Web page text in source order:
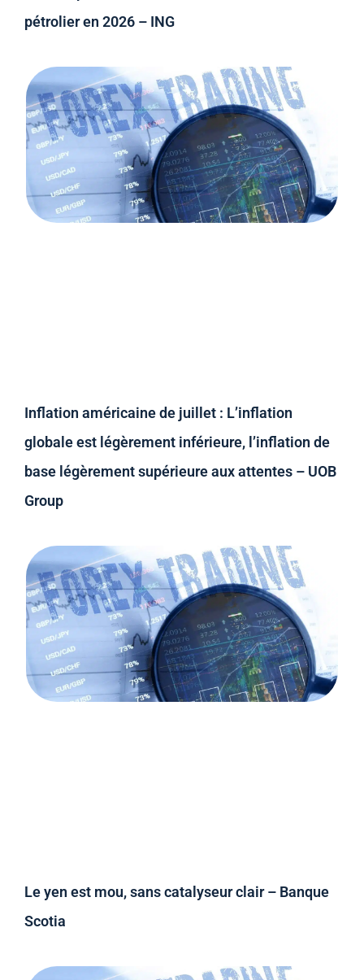
pétrolier en 2026 – ING
Inflation américaine de juillet : L’inflation
globale est légèrement inférieure, l’inflation de
base légèrement supérieure aux attentes – UOB
Group
Le yen est mou, sans catalyseur clair – Banque
Scotia